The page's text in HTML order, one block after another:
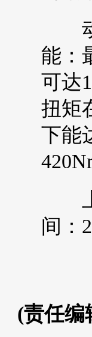
动
能：
可达
扭矩
下能
间：
(责任编